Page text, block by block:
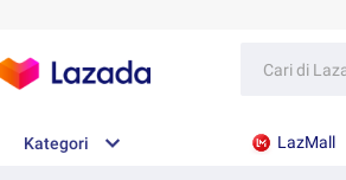
Kategori LazMall